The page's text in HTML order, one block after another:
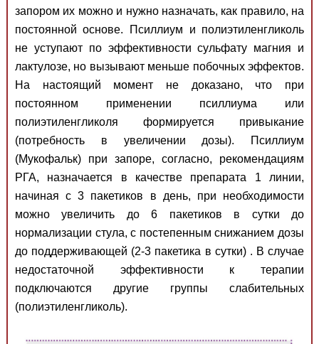
запором их можно и нужно назначать, как правило, на
постоянной основе. Псиллиум и полиэтиленгликоль
не уступают по эффективности сульфату магния и
лактулозе, но вызывают меньше побочных эффектов.
На настоящий момент не доказано, что при
постоянном применении псиллиума или
полиэтиленгликоля формируется привыкание
(потребность в увеличении дозы). Псиллиум
(Мукофальк) при запоре, согласно, рекомендациям
РГА, назначается в качестве препарата 1 линии,
начиная с 3 пакетиков в день, при необходимости
можно увеличить до 6 пакетиков в сутки до
нормализации стула, с постепенным снижанием дозы
до поддерживающей (2-3 пакетика в сутки) . В случае
недостаточной эффективности к терапии
подключаются другие группы слабительных
(полиэтиленгликоль).